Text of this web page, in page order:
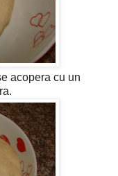
acopera cu un